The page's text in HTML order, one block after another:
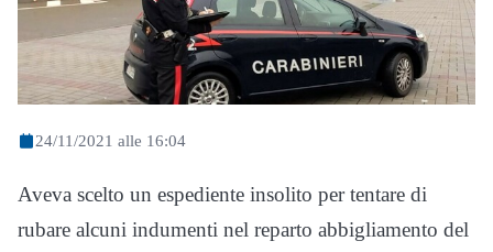
24/11/2021 alle 16:04
Aveva scelto un espediente insolito per tentare di
rubare alcuni indumenti nel reparto abbigliamento del